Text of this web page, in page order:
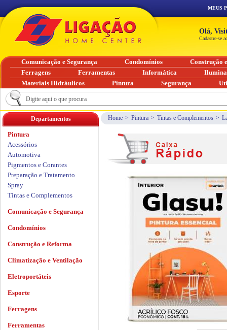
Home > Pintura > Tintas e Complementos >
Departamentos
Pintura
Acessórios
Automotiva
Pigmentos e Corantes
Preparação e Tratamento
Spray
Tintas e Complementos
Comunicação e Segurança
Condomínios
Construção e Reforma
Climatização e Ventilação
Eletroportáteis
Esporte
Ferragens
Ferramentas
MEUS
Olá,
Cadastre-se
Comunicação e Segurança Condomínios
Construção
Ferragens
Ferramentas Informática
Materiais Hidráulicos
Pintura Segurança